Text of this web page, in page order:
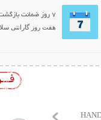
7 روز ضمانت بازگشت
هفت روز گارانتی